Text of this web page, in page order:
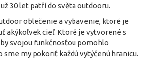
už 30 let patří do světa outdooru.
oblečenie a vybavenie, ktoré je
akýkoľvek cieľ. Ktoré je vytvorené s
svojou funkčnosťou pomohlo
sme my pokoriť každú vytýčenú hranicu.